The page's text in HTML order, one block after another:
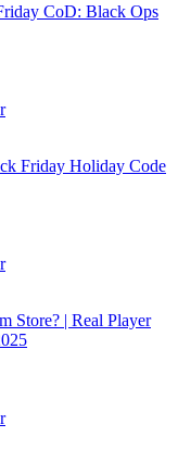
CoD: Black Ops
Friday Holiday Code
Store? | Real Player